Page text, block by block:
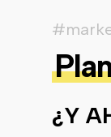
¿Y